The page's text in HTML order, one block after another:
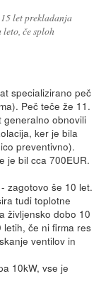
let prekladanja
če sploh
specializirano peč
Peč teče že 11.
generalno obnovili
ker je bila
preventivno).
je bil cca 700EUR.
zagotovo še 10 let.
tudi toplotne
življensko dobo 10
če ni firma res
ventilov in
10kW, vse je